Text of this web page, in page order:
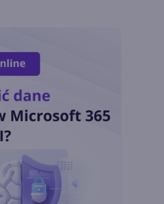
OpenAI tnie ceny
modeli GPT-5.6.
Odpowiedź na presję
Chin
chmury. Microsoft
ogłasza znakomite
wyniki i
superaplikację